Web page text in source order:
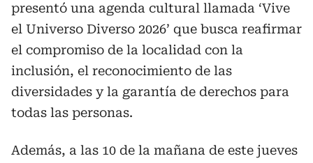
presentó una agenda cultural llamada ‘Vive
el Universo Diverso 2026’ que busca reafirmar
el compromiso de la localidad con la
inclusión, el reconocimiento de las
diversidades y la garantía de derechos para
todas las personas.
Además, a las 10 de la mañana de este jueves